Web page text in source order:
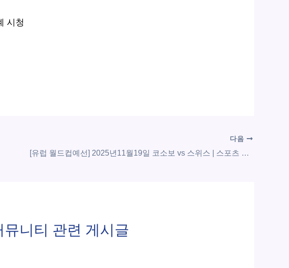
시청
다음
[유럽 월드컵예선] 2025년11월19일 코소보 vs 스위스 | 스포츠 분석 무료 중계 토친놈
니티 관련 게시글